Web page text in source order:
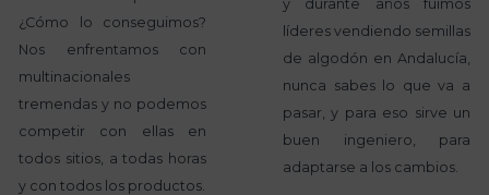
¿Cómo lo conseguimos?
Nos enfrentamos con
multinacionales
tremendas y no podemos
competir con ellas en
todos sitios, a todas horas
y con todos los productos.
y durante años fuimos
líderes vendiendo semillas
de algodón en Andalucía,
nunca sabes lo que va a
pasar, y para eso sirve un
buen ingeniero, para
adaptarse a los cambios.